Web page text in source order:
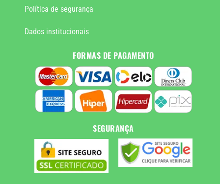
Política de segurança
Dados institucionais
FORMAS DE PAGAMENTO
SEGURANÇA